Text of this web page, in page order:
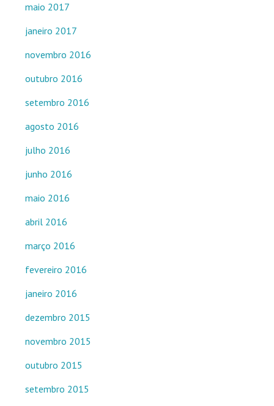
maio 2017
janeiro 2017
novembro 2016
outubro 2016
setembro 2016
agosto 2016
julho 2016
junho 2016
maio 2016
abril 2016
março 2016
fevereiro 2016
janeiro 2016
dezembro 2015
novembro 2015
outubro 2015
setembro 2015